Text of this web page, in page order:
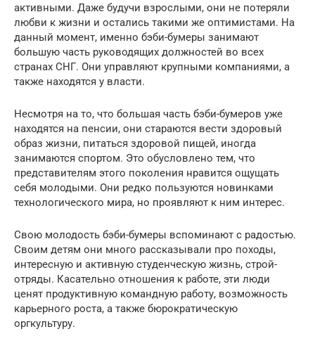
активными. Даже будучи взрослыми, они не потеряли
любви к жизни и остались такими же оптимистами. На
данный момент, именно бэби-бумеры занимают
большую часть руководящих должностей во всех
странах СНГ. Они управляют крупными компаниями, а
также находятся у власти.
Несмотря на то, что большая часть бэби-бумеров уже
находятся на пенсии, они стараются вести здоровый
образ жизни, питаться здоровой пищей, иногда
занимаются спортом. Это обусловлено тем, что
представителям этого поколения нравится ощущать
себя молодыми. Они редко пользуются новинками
технологического мира, но проявляют к ним интерес.
Свою молодость бэби-бумеры вспоминают с радостью.
Своим детям они много рассказывали про походы,
интересную и активную студенческую жизнь, строй-
отряды. Касательно отношения к работе, эти люди
ценят продуктивную командную работу, возможность
карьерного роста, а также бюрократическую
оргкультуру.